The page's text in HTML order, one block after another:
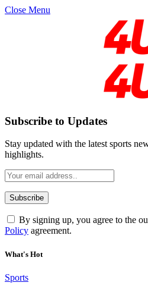
Close Menu
Subscribe to Updates
Stay updated with the latest sports
highlights.
By signing up, you agree to the
Policy agreement.
What's Hot
Sports